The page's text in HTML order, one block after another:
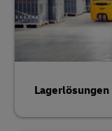
Lagerlösungen